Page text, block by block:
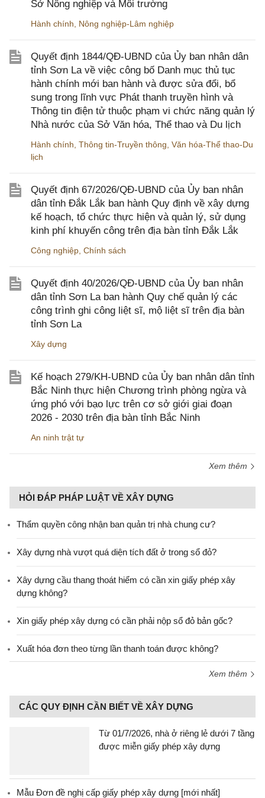
Sở Nông nghiệp và Môi trường
Hành chính Nông nghiệp-Lâm nghiệp
Quyết định 1844/QĐ-UBND của Ủy ban nhân dân
tỉnh Sơn La về việc công bố Danh mục thủ tục
hành chính mới ban hành và được sửa đổi, bổ
sung trong lĩnh vực Phát thanh truyền hình và
Thông tin điện tử thuộc phạm vi chức năng quản lý
Nhà nước của Sở Văn hóa, Thể thao và Du lịch
Hành chính Thông tin-Truyền thông Văn hóa-Thể thao-Du
lịch
Quyết định 67/2026/QĐ-UBND của Ủy ban nhân
dân tỉnh Đắk Lắk ban hành Quy định về xây dựng
kế hoạch, tổ chức thực hiện và quản lý, sử dụng
kinh phí khuyến công trên địa bàn tỉnh Đắk Lắk
Công nghiệp Chính sách
Quyết định 40/2026/QĐ-UBND của Ủy ban nhân
dân tỉnh Sơn La ban hành Quy chế quản lý các
công trình ghi công liệt sĩ, mộ liệt sĩ trên địa bàn
tỉnh Sơn La
Xây dựng
Kế hoạch 279/KH-UBND của Ủy ban nhân dân tỉnh
Bắc Ninh thực hiện Chương trình phòng ngừa và
ứng phó với bạo lực trên cơ sở giới giai đoạn
2026 - 2030 trên địa bàn tỉnh Bắc Ninh
An ninh trật tự
Xem thêm
HỎI ĐÁP PHÁP LUẬT VỀ XÂY DỰNG
Thẩm quyền công nhận ban quản trị nhà chung cư?
Xây dựng nhà vượt quá diện tích đất ở trong sổ đỏ?
Xây dựng cầu thang thoát hiểm có cần xin giấy phép xây
dựng không?
Xin giấy phép xây dựng có cần phải nộp sổ đỏ bản gốc?
Xuất hóa đơn theo từng lần thanh toán được không?
Xem thêm
CÁC QUY ĐỊNH CẦN BIẾT VỀ XÂY DỰNG
Từ 01/7/2026, nhà ở riêng lẻ dưới 7 tầng
được miễn giấy phép xây dựng
Mẫu Đơn đề nghị cấp giấy phép xây dựng [mới nhất]